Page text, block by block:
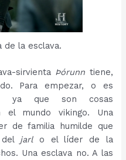
de la esclava.
sirvienta Þórunn tiene,
Para empezar, o es
ya que son cosas
el mundo vikingo. Una
de familia humilde que
jarlo el líder de la
Una esclava no. A las